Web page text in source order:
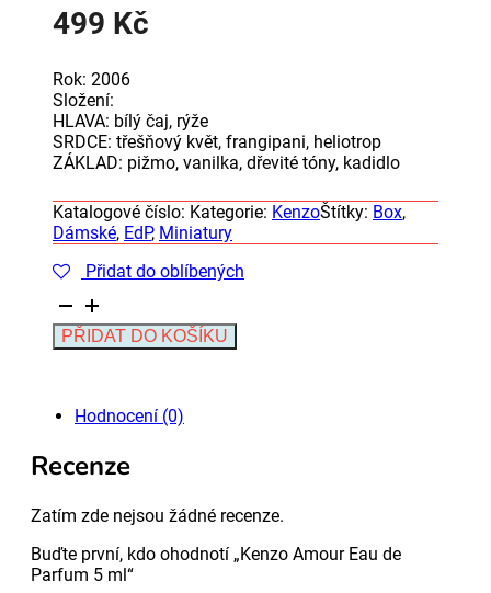
499 Kč
Rok: 2006
Složení:
HLAVA: bílý čaj, rýže
SRDCE: třešňový květ, frangipani, heliotrop
ZÁKLAD: pižmo, vanilka, dřevité tóny, kadidlo
Katalogové číslo: Kategorie: KenzoŠtítky: Box,
Dámské, EdP, Miniatury
Přidat do oblíbených
Kenzo
Amour
Eau
PŘIDAT DO KOŠÍKU
Hodnocení (0)
Recenze
Zatím zde nejsou žádné recenze.
Buďte první, kdo ohodnotí „Kenzo Amour Eau de
Parfum 5 ml“